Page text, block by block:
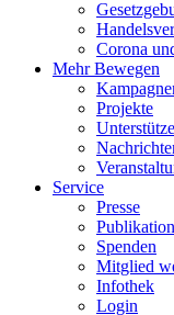
Corona
Mehr Bewegen
Projekte
Service
Presse
Spenden
Mitglied
Infothek
Login